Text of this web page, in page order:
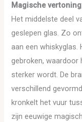
Magische
Het middelste deel
geslepen glas. Zo
aan een
gebroken,
sterker wordt. De
verschillend
kronkelt het vuur
zijn eeuwige